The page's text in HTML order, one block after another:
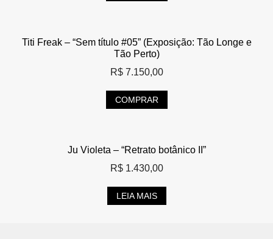
Titi Freak – “Sem título #05” (Exposição: Tão Longe e
Tão Perto)
R$7.150,00
COMPRAR
Ju Violeta – “Retrato botânico II”
R$1.430,00
LEIA MAIS